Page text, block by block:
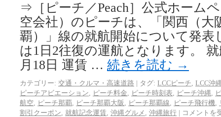
⇒［ピーチ／Peach］公式ホーム
空会社）のピーチは、「関西（大
覇）」線の就航開始について発表
は1日2往復の運航となります。
月18日 運賃 … 続きを読む →
カテゴリー: 交通・クルマ・高速道路 | タグ: LCCピーチ LCC沖
ピーチアビエーション
ピーチ料金 ピーチ時刻表 ピーチ沖縄
航空
ピーチ那覇 ピーチ那覇大阪 ピーチ那覇線 ピーチ飛行機
割引クーポン
就航記念運賃 沖縄グルメ 沖縄旅行 | コメントを